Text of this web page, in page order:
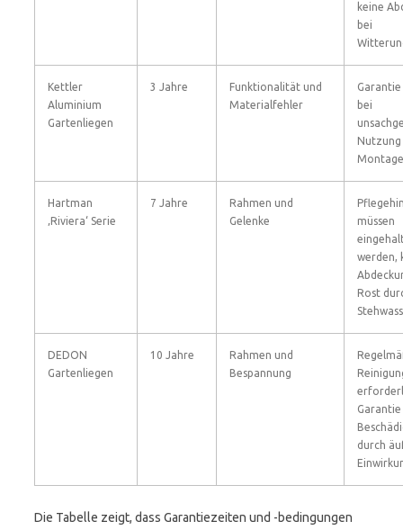
keine
bei
Kettler
Aluminium
Gartenliegen
3 Jahre
Funktionalität und
Materialfehler
bei
Hartman
‚Riviera‘ Serie
7 Jahre
Rahmen und
Gelenke
müssen
werden,
Rost
DEDON
Gartenliegen
10 Jahre
Rahmen und
Bespannung
Garantie
durch
Die Tabelle zeigt, dass Garantiezeiten und -bedingungen